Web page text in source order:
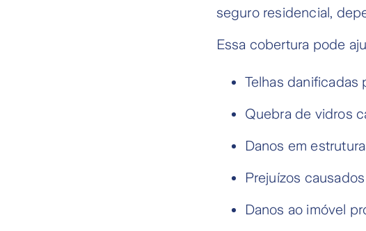
seguro residencial,
Essa cobertura pode
Telhas danificadas
Quebra de vidros
Danos em
Prejuízos
Danos ao imóvel